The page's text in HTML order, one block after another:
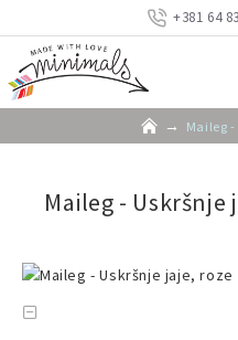
+381 64
Maileg
Maileg - Uskršnje